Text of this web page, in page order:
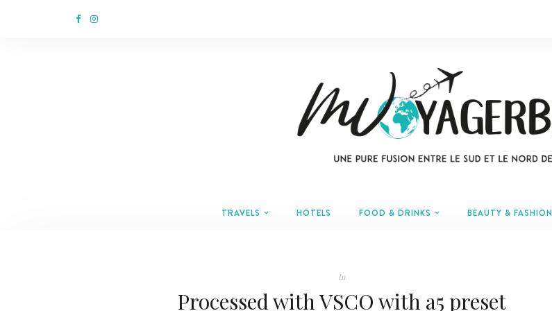
TRAVELS HOTELS FOOD & DRINKS BEAUTY & FASHION
In
Processed with VSCO with a5 preset